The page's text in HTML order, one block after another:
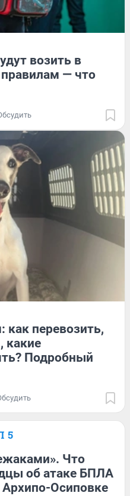
возить в
— что
как перевозить,
какие
Подробный
5
Что
об атаке БПЛА
Осиповке